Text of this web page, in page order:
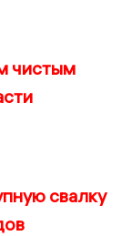
чистым
свалку